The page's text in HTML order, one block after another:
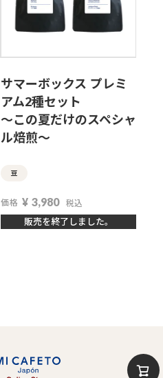
サマーボックス プレミ
アム2種セット
～この夏だけのスペシャ
ル焙煎～
豆
価格 ¥ 3,980 税込
販売を終了しました。